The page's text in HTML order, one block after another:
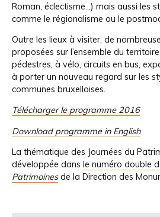
Roman, éclectisme…) mais aussi les
comme le régionalisme ou le
Outre les lieux à visiter, de
proposées sur l’ensemble du
pédestres, à vélo, circuits en bus,
à porter un nouveau regard sur les
communes bruxelloises.
Télécharger le programme 2016
Download programme in English
La thématique des Journées du
développée dans le numéro double
Patrimoinesde la Direction des